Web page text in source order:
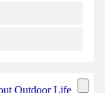
Outdoor Life